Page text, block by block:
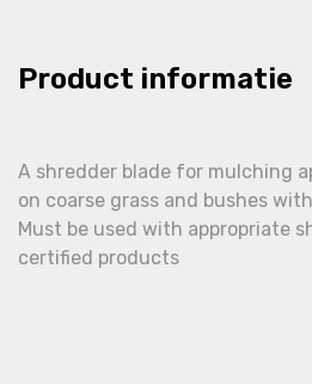
Product informatie
A shredder blade for mulching
on coarse grass and bushes
Must be used with appropriate
certified products